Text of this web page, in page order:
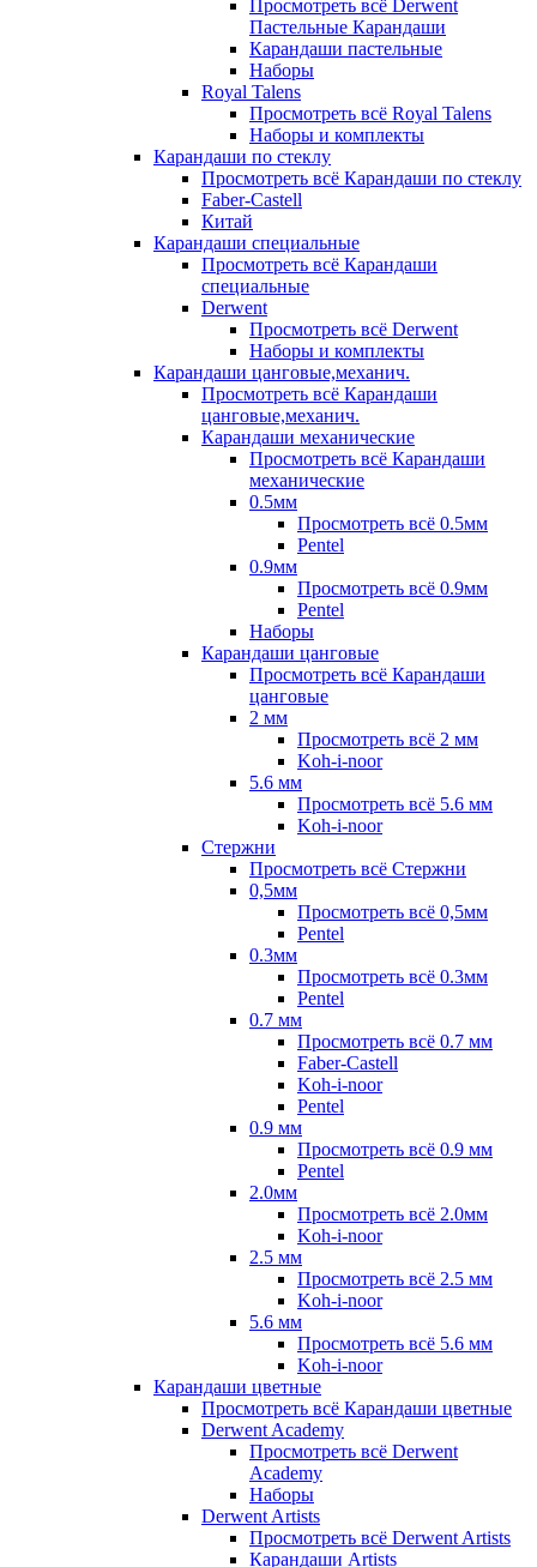
Просмотреть всё Derwent
Пастельные Карандаши
Карандаши пастельные
Наборы
Royal Talens
Просмотреть всё Royal Talens
Наборы и комплекты
Карандаши по стеклу
Просмотреть всё Карандаши по стеклу
Faber-Castell
Китай
Карандаши специальные
Просмотреть всё Карандаши
специальные
Derwent
Просмотреть всё Derwent
Наборы и комплекты
Карандаши цанговые,механич.
Просмотреть всё Карандаши
цанговые,механич.
Карандаши механические
Просмотреть всё Карандаши
механические
0.5мм
Просмотреть всё 0.5мм
Pentel
0.9мм
Просмотреть всё 0.9мм
Pentel
Наборы
Карандаши цанговые
Просмотреть всё Карандаши
цанговые
2 мм
Просмотреть всё 2 мм
Koh-i-noor
5.6 мм
Просмотреть всё 5.6 мм
Koh-i-noor
Стержни
Просмотреть всё Стержни
0,5мм
Просмотреть всё 0,5мм
Pentel
0.3мм
Просмотреть всё 0.3мм
Pentel
0.7 мм
Просмотреть всё 0.7 мм
Faber-Castell
Koh-i-noor
Pentel
0.9 мм
Просмотреть всё 0.9 мм
Pentel
2.0мм
Просмотреть всё 2.0мм
Koh-i-noor
2.5 мм
Просмотреть всё 2.5 мм
Koh-i-noor
5.6 мм
Просмотреть всё 5.6 мм
Koh-i-noor
Карандаши цветные
Просмотреть всё Карандаши цветные
Derwent Academy
Просмотреть всё Derwent
Academy
Наборы
Derwent Artists
Просмотреть всё Derwent Artists
Карандаши Artists